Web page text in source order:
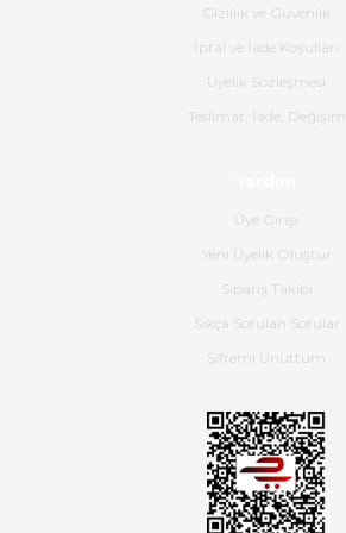
Gerçekten harika ve etkileyici
Hızlı bir şekilde elimize ulaştı
ulaştı.Ürünün paketlenmesi
gayet başarılı hasarsız bir şekilde
teslim aldım. Bu konudaki
hassasiyetleri ve Ürünün kalitesi
Gizlilik ve Güvenlik
İptal ve İade Koşulları
Üyelik Sözleşmesi
Teslimat, İade, Değişim
Üye Girişi
Yeni Üyelik Oluştur
Sipariş Takibi
Sıkça Sorulan Sorular
Şifremi Unuttum